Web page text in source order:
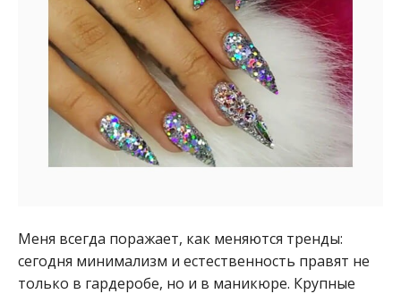
Меня всегда поражает, как меняются тренды:
сегодня минимализм и естественность правят не
только в гардеробе, но и в маникюре. Крупные